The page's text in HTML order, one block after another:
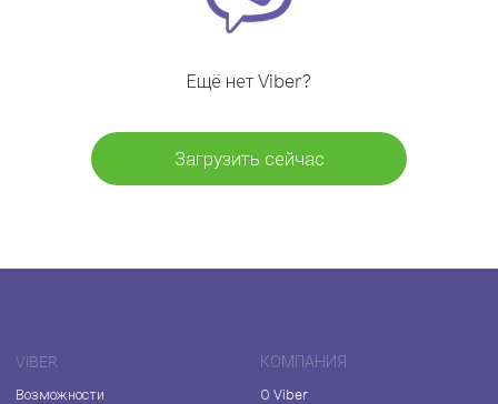
Ещё нет Viber?
Загрузить сейчас
VIBER
Возможности
КОМПАНИЯ
О Viber